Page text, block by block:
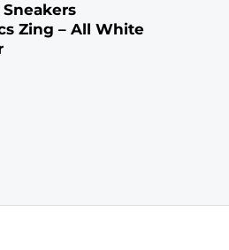
Zing – All White